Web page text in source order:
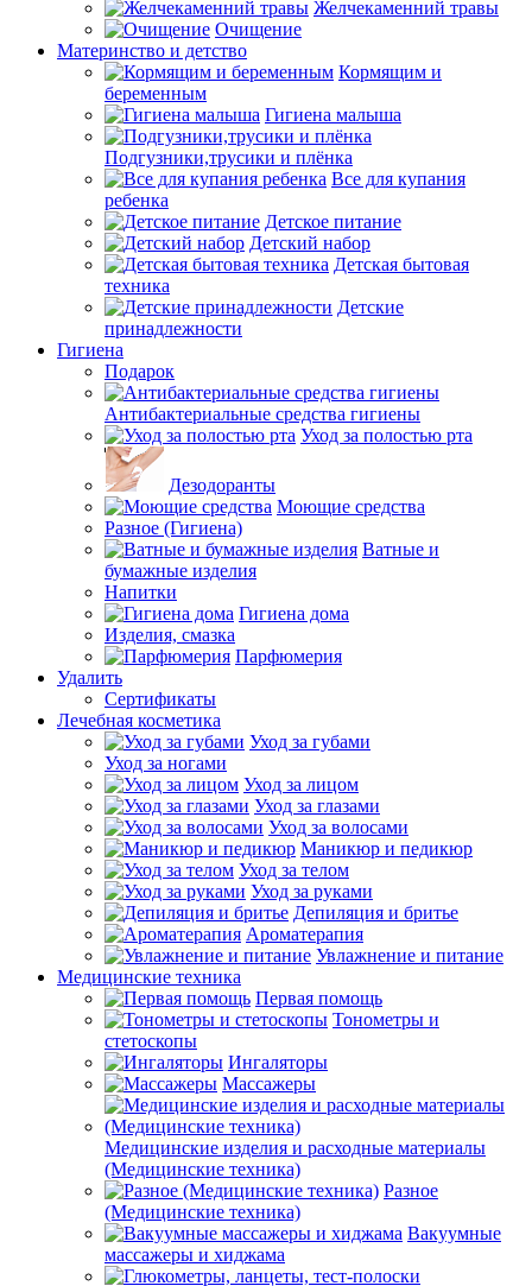
Желчекаменний травы
Очищение
Материнство и детство
Кормящим и
беременным
Гигиена малыша
Подгузники,трусики и плёнка
Все для купания
ребенка
Детское питание
Детский набор
Детская бытовая
техника
Детские
принадлежности
Гигиена
Подарок
Антибактериальные средства гигиены
Уход за полостью рта
Дезодоранты
Моющие средства
Разное (Гигиена)
Ватные и
бумажные изделия
Напитки
Гигиена дома
Изделия, смазка
Парфюмерия
Удалить
Сертификаты
Лечебная косметика
Уход за губами
Уход за ногами
Уход за лицом
Уход за глазами
Уход за волосами
Маникюр и педикюр
Уход за телом
Уход за руками
Депиляция и бритье
Ароматерапия
Увлажнение и питание
Медицинские техника
Первая помощь
Тонометры и
стетоскопы
Ингаляторы
Массажеры
Медицинские изделия и расходные материалы
(Медицинские техника)
Разное
(Медицинские техника)
Вакуумные
массажеры и хиджама